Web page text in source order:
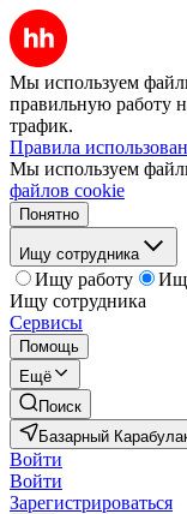
Мы используем
правильную работу
трафик.
Правила
Мы используем
файлов cookie
Понятно
Ищу сотрудника
Ищу работу
Ищу сотрудника
Сервисы
Помощь
Ещё
Поиск
Базарный
Войти
Войти
Зарегистрироваться